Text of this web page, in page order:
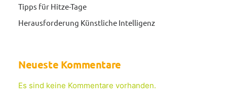
Tipps für Hitze-Tage
Herausforderung Künstliche Intelligenz
Neueste Kommentare
Es sind keine Kommentare vorhanden.